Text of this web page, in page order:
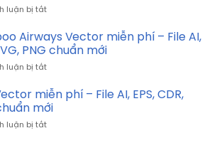
CDR,
PNG
chuẩn
phí
File
AI,
CDR,
PNG
chuẩn
luận bị tắtở
AIA
Vector
phí
File
AI,
CDR,
Airways Vector miễn phí – File AI,
PNG chuẩn mới
luận bị tắtở
Bamboo
Airways
miễn
miễn phí – File AI, EPS, CDR,
mới
luận bị tắtở